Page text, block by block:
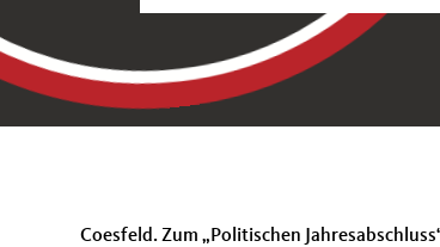
Coesfeld. Zum „Politischen